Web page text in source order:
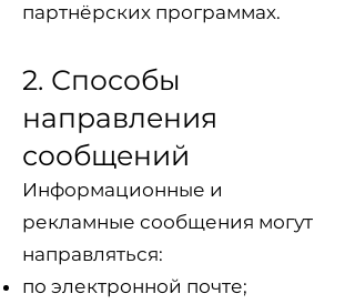
партнёрских программах.
2. Способы
направления
сообщений
Информационные и
рекламные сообщения могут
направляться:
по электронной почте;